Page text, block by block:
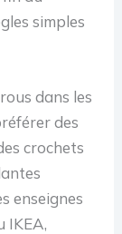
simples
dans les
des
crochets
enseignes
IKEA,